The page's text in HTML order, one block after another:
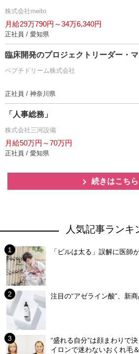
株式会社meito
月給29万790円～34万6,340円
正社員 / 愛知県
臨床開発のプロジェクトリーダー・
ペプチドリーム株式会社
正社員 / 神奈川県
「人事総務」
株式会社三河設備
月給50万円～70万円
正社員 / 愛知県
続きはこちら
人気記事ランキ
「ピルは太る」誤解に医師
注目の“アゼライン酸”、新
“盛れる自分”は顔まわりで
イロンで迷わないおくれ毛